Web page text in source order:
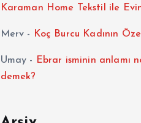
Karaman Home Tekstil ile
Merv - Koç Burcu Kadının
Umay -
Ebrar isminin anlamı
demek?